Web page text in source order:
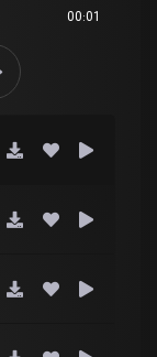
00:01